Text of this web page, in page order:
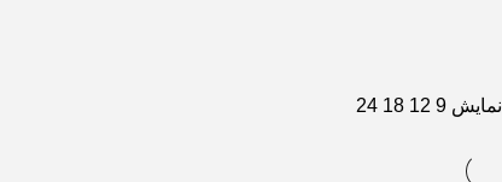
نمایش 9
12
18
24